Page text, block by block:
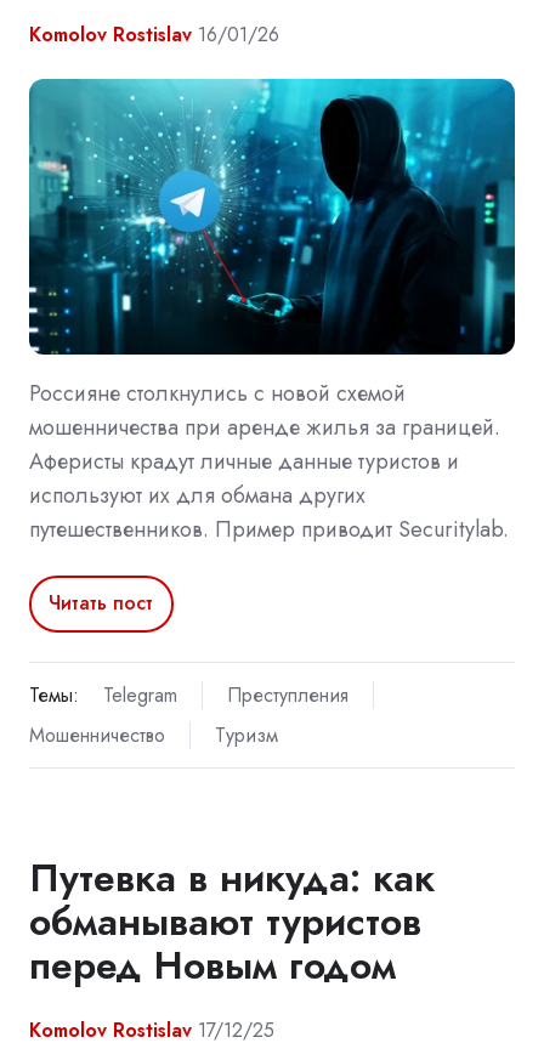
Komolov Rostislav 16/01/26
Россияне столкнулись с новой схемой
мошенничества при аренде жилья за границей.
Аферисты крадут личные данные туристов и
используют их для обмана других
путешественников. Пример приводит Securitylab.
Читать пост
Темы: Telegram
Преступления
Мошенничество
Туризм
Путевка в никуда: как
обманывают туристов
перед Новым годом
Komolov Rostislav 17/12/25